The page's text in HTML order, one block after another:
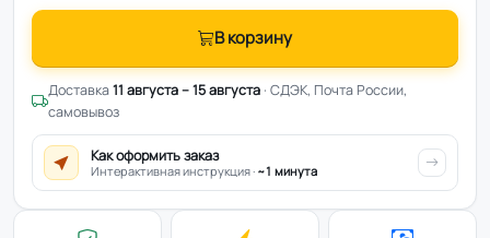
В корзину
Доставка11 августа – 15 августа · СДЭК, Почта России,
самовывоз
Как оформить заказ
Интерактивная инструкция · ~1 минута